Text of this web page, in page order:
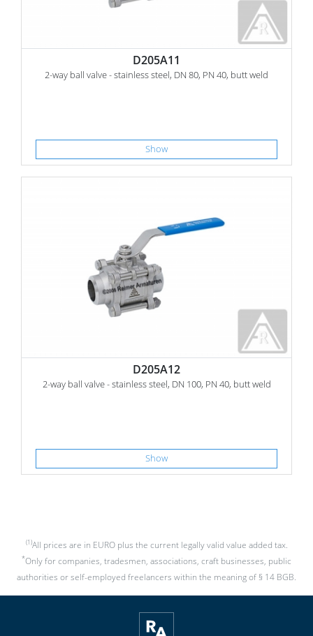
D205A11
2-way ball valve - stainless steel, DN 80, PN 40, butt weld
Show
D205A12
2-way ball valve - stainless steel, DN 100, PN 40, butt weld
Show
(1)All prices are in EURO plus the current legally valid value added tax.
*Only for companies, tradesmen, associations, craft businesses, public
authorities or self-employed freelancers within the meaning of § 14 BGB.